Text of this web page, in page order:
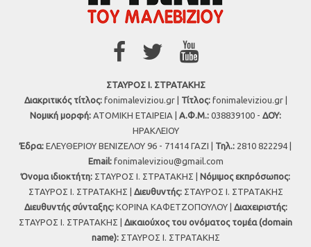
ΣΤΑΥΡΟΣ Ι. ΣΤΡΑΤΑΚΗΣ
Διακριτικός τίτλος:fonimaleviziou.gr | Τίτλος:fonimaleviziou.gr |
Νομική μορφή: ΑΤΟΜΙΚΗ ΕΤΑΙΡΕΙΑ | Α.Φ.Μ.: 038839100 - ΔΟΥ:
ΗΡΑΚΛΕΙΟΥ
Έδρα: ΕΛΕΥΘΕΡΙΟΥ ΒΕΝΙΖΕΛΟΥ 96 - 71414 ΓΑΖΙ | Τηλ.: 2810 822294 |
Εmail: fonimaleviziou@gmail.com
Όνομα ιδιοκτήτη: ΣΤΑΥΡΟΣ Ι. ΣΤΡΑΤΑΚΗΣ | Νόμιμος εκπρόσωπος:
ΣΤΑΥΡΟΣ Ι. ΣΤΡΑΤΑΚΗΣ | Διευθυντής:ΣΤΑΥΡΟΣ Ι. ΣΤΡΑΤΑΚΗΣ
Διευθυντής σύνταξης:ΚΟΡΙΝΑ ΚΑΦΕΤΖΟΠΟΥΛΟΥ | Διαχειριστής:
ΣΤΑΥΡΟΣ Ι. ΣΤΡΑΤΑΚΗΣ | Δικαιούχος του ονόματος τομέα (domain
name):ΣΤΑΥΡΟΣ Ι. ΣΤΡΑΤΑΚΗΣ